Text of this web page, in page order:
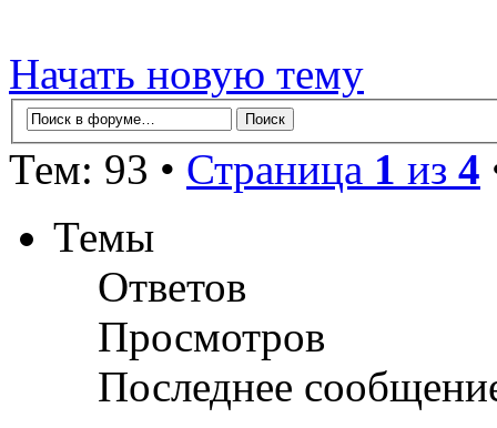
Начать новую тему
Тем: 93 • Страница 1 из 4
Темы
Ответов
Просмотров
Последнее